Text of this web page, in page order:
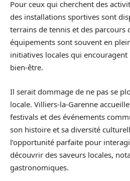
Pour ceux qui cherchent des
des installations sportives sont
terrains de tennis et des parcours
équipements sont souvent en
initiatives locales qui encouragent
bien-être.
Il serait dommage de ne pas se
locale. Villiers-la-Garenne
festivals et des événements
son histoire et sa diversité
l’opportunité parfaite pour
découvrir des saveurs locales,
gastronomiques.